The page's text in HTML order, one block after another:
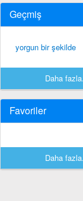
Geçmiş
yorgun bir şekilde
Daha
Favoriler
Daha